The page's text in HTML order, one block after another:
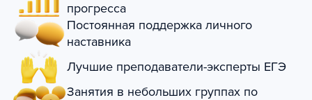
прогресса
Постоянная поддержка личного
наставника
Лучшие преподаватели-эксперты ЕГЭ
Занятия в небольших группах по